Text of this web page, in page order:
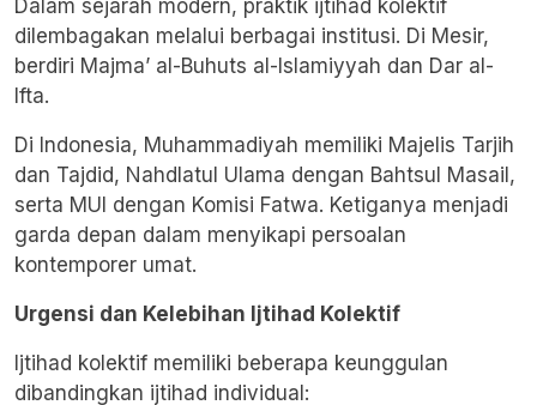
Dalam sejarah modern, praktik ijtihad kolektif
dilembagakan melalui berbagai institusi. Di Mesir,
berdiri Majma’ al-Buhuts al-Islamiyyah dan Dar al-
Ifta.
Di Indonesia, Muhammadiyah memiliki Majelis Tarjih
dan Tajdid, Nahdlatul Ulama dengan Bahtsul Masail,
serta MUI dengan Komisi Fatwa. Ketiganya menjadi
garda depan dalam menyikapi persoalan
kontemporer umat.
Urgensi dan Kelebihan Ijtihad Kolektif
Ijtihad kolektif memiliki beberapa keunggulan
dibandingkan ijtihad individual: